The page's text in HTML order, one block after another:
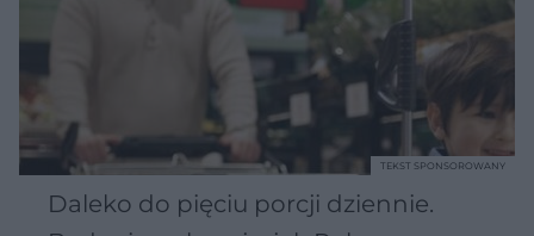
Daleko do pięciu porcji dziennie.
TEKST SPONSOROWANY